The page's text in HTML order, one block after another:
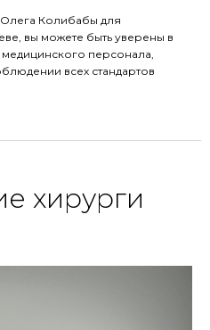
Колибабы для
вы можете быть уверены в
персонала,
всех стандартов
хирурги